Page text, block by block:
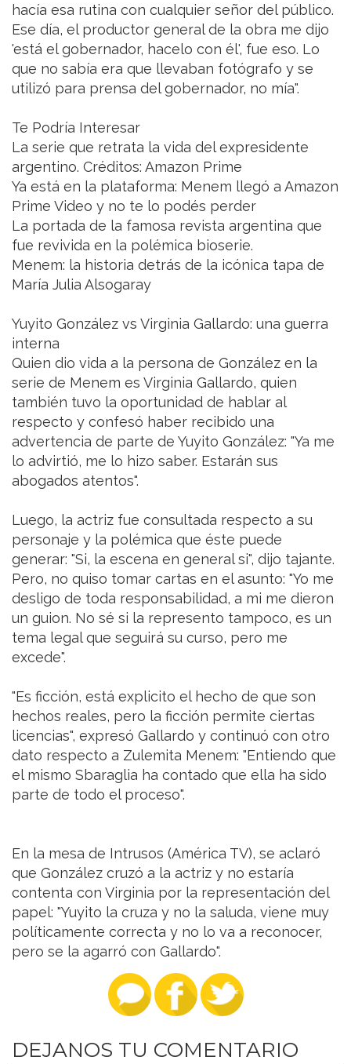
hacía esa rutina con cualquier señor del público.
Ese día, el productor general de la obra me dijo
'está el gobernador, hacelo con él', fue eso. Lo
que no sabía era que llevaban fotógrafo y se
utilizó para prensa del gobernador, no mía".
Te Podría Interesar
La serie que retrata la vida del expresidente
argentino. Créditos: Amazon Prime
Ya está en la plataforma: Menem llegó a Amazon
Prime Video y no te lo podés perder
La portada de la famosa revista argentina que
fue revivida en la polémica bioserie.
Menem: la historia detrás de la icónica tapa de
María Julia Alsogaray
Yuyito González vs Virginia Gallardo: una guerra
interna
Quien dio vida a la persona de González en la
serie de Menem es Virginia Gallardo, quien
también tuvo la oportunidad de hablar al
respecto y confesó haber recibido una
advertencia de parte de Yuyito González: "Ya me
lo advirtió, me lo hizo saber. Estarán sus
abogados atentos".
Luego, la actriz fue consultada respecto a su
personaje y la polémica que éste puede
generar: "Si, la escena en general si", dijo tajante.
Pero, no quiso tomar cartas en el asunto: "Yo me
desligo de toda responsabilidad, a mi me dieron
un guion. No sé si la represento tampoco, es un
tema legal que seguirá su curso, pero me
excede".
"Es ficción, está explicito el hecho de que son
hechos reales, pero la ficción permite ciertas
licencias", expresó Gallardo y continuó con otro
dato respecto a Zulemita Menem: "Entiendo que
el mismo Sbaraglia ha contado que ella ha sido
parte de todo el proceso".
En la mesa de Intrusos (América TV), se aclaró
que González cruzó a la actriz y no estaría
contenta con Virginia por la representación del
papel: "Yuyito la cruza y no la saluda, viene muy
políticamente correcta y no lo va a reconocer,
pero se la agarró con Gallardo".
DEJANOS TU COMENTARIO